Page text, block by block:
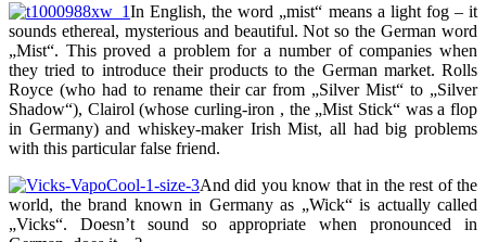
In English, the word „mist“ means a light fog – it
sounds ethereal, mysterious and beautiful. Not so the German word
„Mist“. This proved a problem for a number of companies when
they tried to introduce their products to the German market. Rolls
Royce (who had to rename their car from „Silver Mist“ to „Silver
Shadow“), Clairol (whose curling-iron , the „Mist Stick“ was a flop
in Germany) and whiskey-maker Irish Mist, all had big problems
with this particular false friend.
And did you know that in the rest of the
world, the brand known in Germany as „Wick“ is actually called
„Vicks“. Doesn’t sound so appropriate when pronounced in